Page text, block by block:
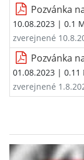
Pozvánka
10.08.2023 | 0.1
zverejnené
Pozvánka
01.08.2023 | 0.11
zverejnené